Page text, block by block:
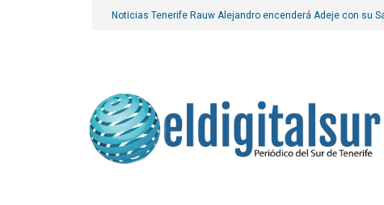
Noticias Tenerife Rauw Alejandro encenderá Adeje con su